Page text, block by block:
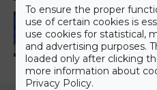
101
de Frász
építsd fel!-
To ensure the proper
use of certain cookies is
use cookies for statistical,
and advertising purposes.
loaded only after clicking
more information about
Privacy Policy.